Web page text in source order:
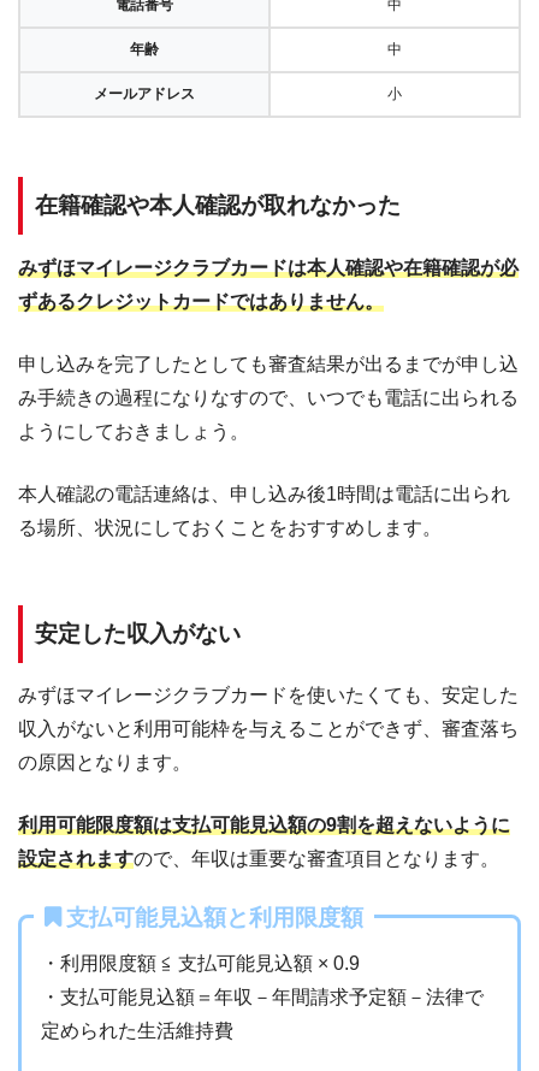
電話番号 中
年齢 中
メールアドレス 小
在籍確認や本人確認が取れなかった
みずほマイレージクラブカードは本人確認や在籍確認が必
ずあるクレジットカードではありません。
申し込みを完了したとしても審査結果が出るまでが申し込
み手続きの過程になりなすので、いつでも電話に出られる
ようにしておきましょう。
本人確認の電話連絡は、申し込み後1時間は電話に出られ
る場所、状況にしておくことをおすすめします。
安定した収入がない
みずほマイレージクラブカードを使いたくても、安定した
収入がないと利用可能枠を与えることができず、審査落ち
の原因となります。
利用可能限度額は支払可能見込額の9割を超えないように
設定されますので、年収は重要な審査項目となります。
支払可能見込額と利用限度額
・利用限度額 ≦ 支払可能見込額 × 0.9
・支払可能見込額＝年収－年間請求予定額－法律で
定められた生活維持費